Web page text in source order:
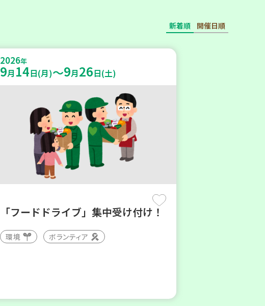
新着順 開催日順
2026年
9月 14日(月)～9月26日(土)
「フードドライブ」集中受け付け！
環境 ボランティア